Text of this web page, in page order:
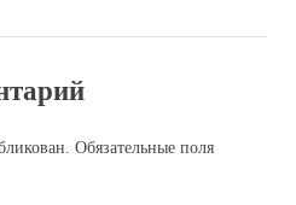
Обязательные поля